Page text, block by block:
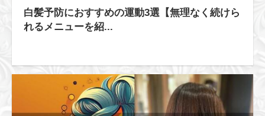
白髪予防におすすめの運動3選【無理なく続けら
れるメニューを紹...